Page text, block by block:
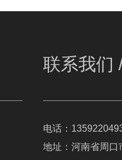
联系我们
电话：
地址：河南省周口